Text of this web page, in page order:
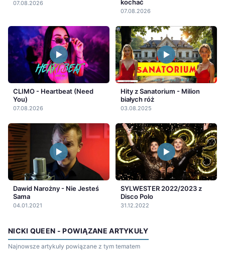
07.08.2026
kochać
07.08.2026
CLIMO - Heartbeat (Need
You)
07.08.2026
Hity z Sanatorium - Milion
białych róż
03.08.2025
Dawid Narożny - Nie Jesteś
Sama
04.01.2021
SYLWESTER 2022/2023 z
Disco Polo
31.12.2022
NICKI QUEEN - POWIĄZANE ARTYKUŁY
Najnowsze artykuły powiązane z tym tematem